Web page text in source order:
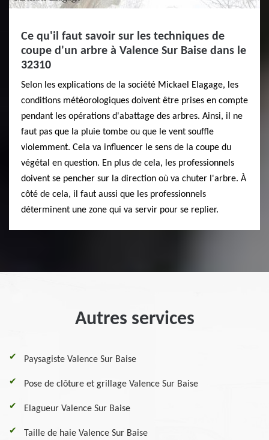
Ce qu'il faut savoir sur les techniques de
coupe d'un arbre à Valence Sur Baise dans le
32310
Selon les explications de la société Mickael Elagage, les
conditions météorologiques doivent être prises en compte
pendant les opérations d'abattage des arbres. Ainsi, il ne
faut pas que la pluie tombe ou que le vent souffle
violemment. Cela va influencer le sens de la coupe du
végétal en question. En plus de cela, les professionnels
doivent se pencher sur la direction où va chuter l'arbre. À
côté de cela, il faut aussi que les professionnels
déterminent une zone qui va servir pour se replier.
Autres services
Paysagiste Valence Sur Baise
Pose de clôture et grillage Valence Sur Baise
Elagueur Valence Sur Baise
Taille de haie Valence Sur Baise